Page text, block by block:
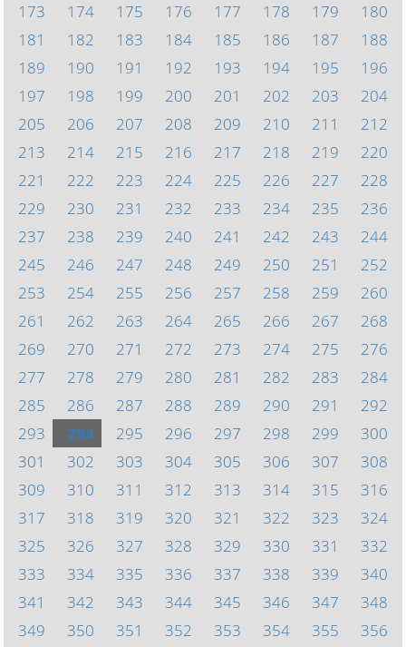
173
174 175 176 177 178 179
180
181
182 183 184 185 186 187
188
189
190 191 192 193 194 195
196
197
198 199 200 201 202 203
204
205
206 207 208 209 210 211
212
213
214 215 216 217 218 219
220
221
222 223 224 225 226 227
228
229
230 231 232 233 234 235
236
237
238 239 240 241 242 243
244
245
246 247 248 249 250 251
252
253
254 255 256 257 258 259
260
261
262 263 264 265 266 267
268
269
270 271 272 273 274 275
276
277
278 279 280 281 282 283
284
285
286 287 288 289 290 291
292
293
294 295 296 297 298 299
300
301
302 303 304 305 306 307
308
309
310 311 312 313 314 315
316
317
318 319 320 321 322 323
324
325
326 327 328 329 330 331
332
333
334 335 336 337 338 339
340
341
342 343 344 345 346 347
348
349
350 351 352 353 354 355 356